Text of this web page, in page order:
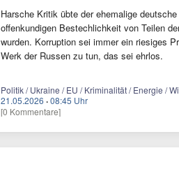
Harsche Kritik übte der ehemalige
offenkundigen Bestechlichkeit von Teilen
wurden. Korruption sei immer ein riesiges
Werk der Russen zu tun, das sei ehrlos.
Politik / Ukraine / EU / Kriminalität / Energie /
21.05.2026 ·08:45 Uhr
[0 Kommentare]